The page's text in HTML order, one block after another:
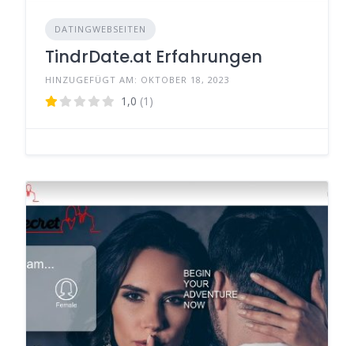
DATINGWEBSEITEN
TindrDate.at Erfahrungen
HINZUGEFÜGT AM: OKTOBER 18, 2023
1,0 (1)